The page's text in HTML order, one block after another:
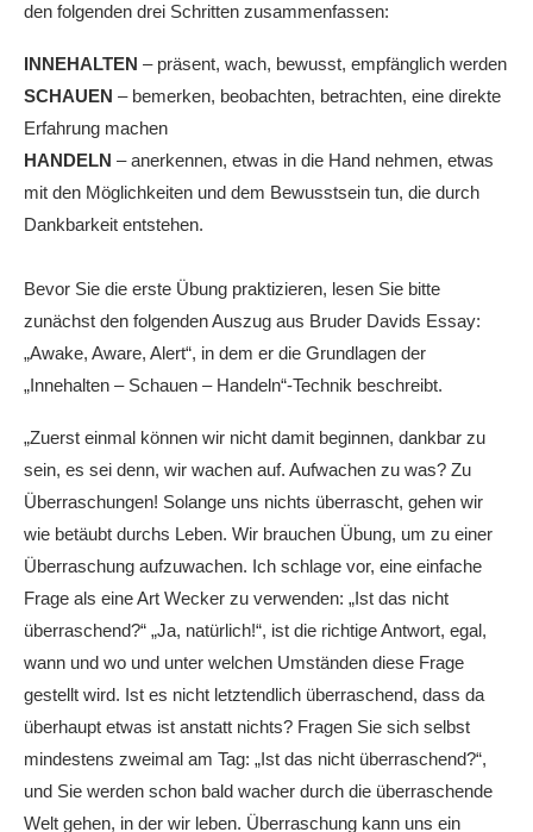
den folgenden drei Schritten zusammenfassen:
INNEHALTEN – präsent, wach, bewusst, empfänglich werden
SCHAUEN – bemerken, beobachten, betrachten, eine direkte
Erfahrung machen
HANDELN – anerkennen, etwas in die Hand nehmen, etwas
mit den Möglichkeiten und dem Bewusstsein tun, die durch
Dankbarkeit entstehen.
Bevor Sie die erste Übung praktizieren, lesen Sie bitte
zunächst den folgenden Auszug aus Bruder Davids Essay:
„Awake, Aware, Alert“, in dem er die Grundlagen der
„Innehalten – Schauen – Handeln“-Technik beschreibt.
„Zuerst einmal können wir nicht damit beginnen, dankbar zu
sein, es sei denn, wir wachen auf. Aufwachen zu was? Zu
Überraschungen! Solange uns nichts überrascht, gehen wir
wie betäubt durchs Leben. Wir brauchen Übung, um zu einer
Überraschung aufzuwachen. Ich schlage vor, eine einfache
Frage als eine Art Wecker zu verwenden: „Ist das nicht
überraschend?“ „Ja, natürlich!“, ist die richtige Antwort, egal,
wann und wo und unter welchen Umständen diese Frage
gestellt wird. Ist es nicht letztendlich überraschend, dass da
überhaupt etwas ist anstatt nichts? Fragen Sie sich selbst
mindestens zweimal am Tag: „Ist das nicht überraschend?“,
und Sie werden schon bald wacher durch die überraschende
Welt gehen, in der wir leben. Überraschung kann uns ein